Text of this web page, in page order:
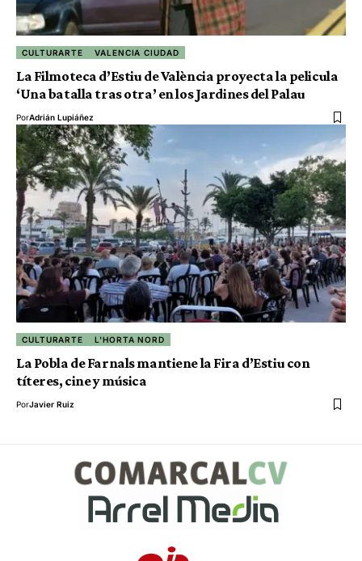
CULTURARTE VALENCIA CIUDAD
La Filmoteca d’Estiu de València proyecta la pelicula
‘Una batalla tras otra’ en los Jardines del Palau
PorAdrián Lupiáñez
CULTURARTE L'HORTA NORD
La Pobla de Farnals mantiene la Fira d’Estiu con
títeres, cine y música
PorJavier Ruiz